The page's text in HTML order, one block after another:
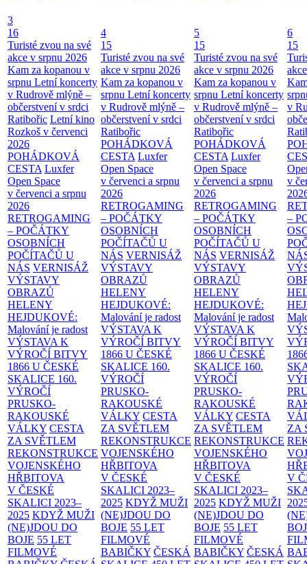
3
16
Turisté zvou na své
akce v srpnu 2026
Kam za kopanou v
srpnu Letní koncerty
v Rudrově mlýně –
občerstvení v srdci
Ratibořic Letní kino
Rozkoš v červenci
2026
POHÁDKOVÁ
CESTA Luxfer
Open Space
v červenci a srpnu
2026
RETROGAMING
– POČÁTKY
OSOBNÍCH
POČÍTAČŮ U
NÁS VERNISÁŽ
VÝSTAVY
OBRAZŮ
HELENY
HEJDUKOVÉ:
Malování je radost
VÝSTAVA K
VÝROČÍ BITVY
1866 U ČESKÉ
SKALICE 160.
VÝROČÍ
PRUSKO-
RAKOUSKÉ
VÁLKY CESTA
ZA SVĚTLEM
REKONSTRUKCE
VOJENSKÉHO
HŘBITOVA
V ČESKÉ
SKALICI 2023–
2025 KDYŽ MUŽI
(NE)JDOU DO
BOJE 55 LET
FILMOVÉ
4
15
Turisté zvou na své
akce v srpnu 2026
Kam za kopanou v
srpnu Letní koncerty
v Rudrově mlýně –
občerstvení v srdci
Ratibořic
POHÁDKOVÁ
CESTA Luxfer
Open Space
v červenci a srpnu
2026
RETROGAMING
– POČÁTKY
OSOBNÍCH
POČÍTAČŮ U
NÁS VERNISÁŽ
VÝSTAVY
OBRAZŮ
HELENY
HEJDUKOVÉ:
Malování je radost
VÝSTAVA K
VÝROČÍ BITVY
1866 U ČESKÉ
SKALICE 160.
VÝROČÍ
PRUSKO-
RAKOUSKÉ
VÁLKY CESTA
ZA SVĚTLEM
REKONSTRUKCE
VOJENSKÉHO
HŘBITOVA
V ČESKÉ
SKALICI 2023–
2025 KDYŽ MUŽI
(NE)JDOU DO
BOJE 55 LET
FILMOVÉ
BABIČKY ČESKÁ
5
15
Turisté zvou na své
akce v srpnu 2026
Kam za kopanou v
srpnu Letní koncerty
v Rudrově mlýně –
občerstvení v srdci
Ratibořic
POHÁDKOVÁ
CESTA Luxfer
Open Space
v červenci a srpnu
2026
RETROGAMING
– POČÁTKY
OSOBNÍCH
POČÍTAČŮ U
NÁS VERNISÁŽ
VÝSTAVY
OBRAZŮ
HELENY
HEJDUKOVÉ:
Malování je radost
VÝSTAVA K
VÝROČÍ BITVY
1866 U ČESKÉ
SKALICE 160.
VÝROČÍ
PRUSKO-
RAKOUSKÉ
VÁLKY CESTA
ZA SVĚTLEM
REKONSTRUKCE
VOJENSKÉHO
HŘBITOVA
V ČESKÉ
SKALICI 2023–
2025 KDYŽ MUŽI
(NE)JDOU DO
BOJE 55 LET
FILMOVÉ
BABIČKY ČESKÁ
6
15
v
v
–
ZA
V